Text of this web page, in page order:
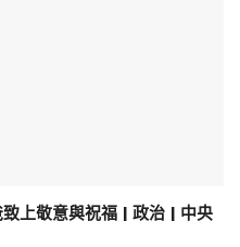
上敬意與祝福 | 政治 | 中央